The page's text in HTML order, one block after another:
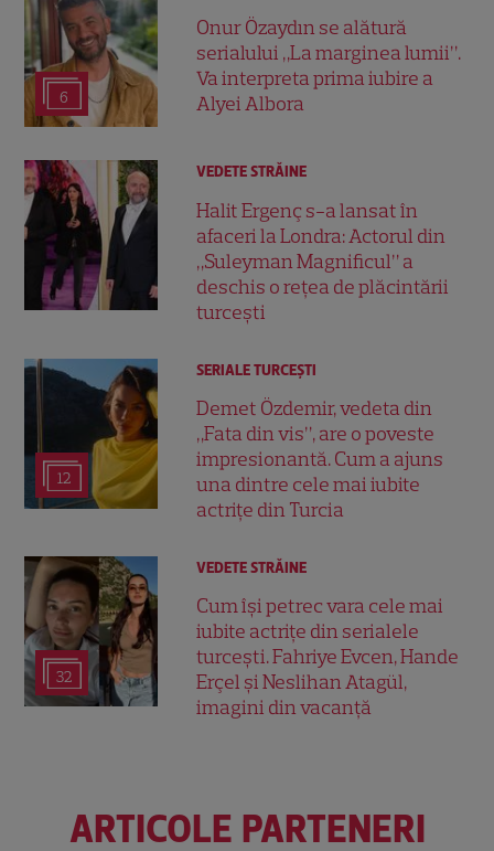
6
Onur Özaydın se alătură
serialului „La marginea lumii”.
Va interpreta prima iubire a
Alyei Albora
VEDETE STRĂINE
Halit Ergenç s-a lansat în
afaceri la Londra: Actorul din
„Suleyman Magnificul” a
deschis o rețea de plăcintării
turcești
12
SERIALE TURCEŞTI
Demet Özdemir, vedeta din
„Fata din vis”, are o poveste
impresionantă. Cum a ajuns
una dintre cele mai iubite
actrițe din Turcia
32
VEDETE STRĂINE
Cum își petrec vara cele mai
iubite actrițe din serialele
turcești. Fahriye Evcen, Hande
Erçel și Neslihan Atagül,
imagini din vacanță
ARTICOLE PARTENERI